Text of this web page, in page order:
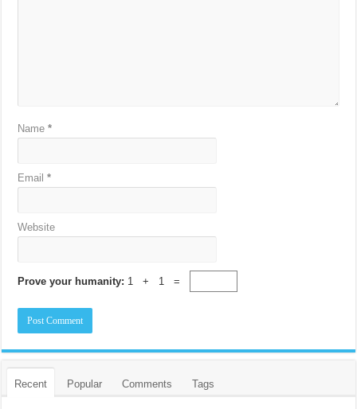
Name*
Email*
Website
Prove your humanity: 1 + 1 =
Recent Popular Comments Tags